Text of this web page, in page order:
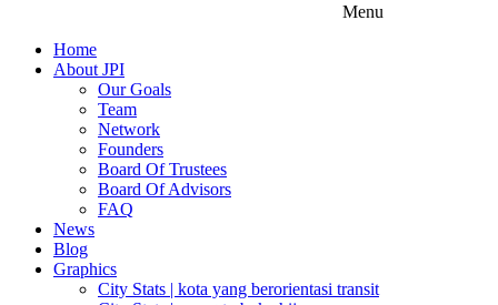
Menu
Home
About JPI
Our Goals
Team
Network
Founders
Board Of Trustees
Board Of Advisors
FAQ
News
Blog
Graphics
City Stats | kota yang berorientasi transit